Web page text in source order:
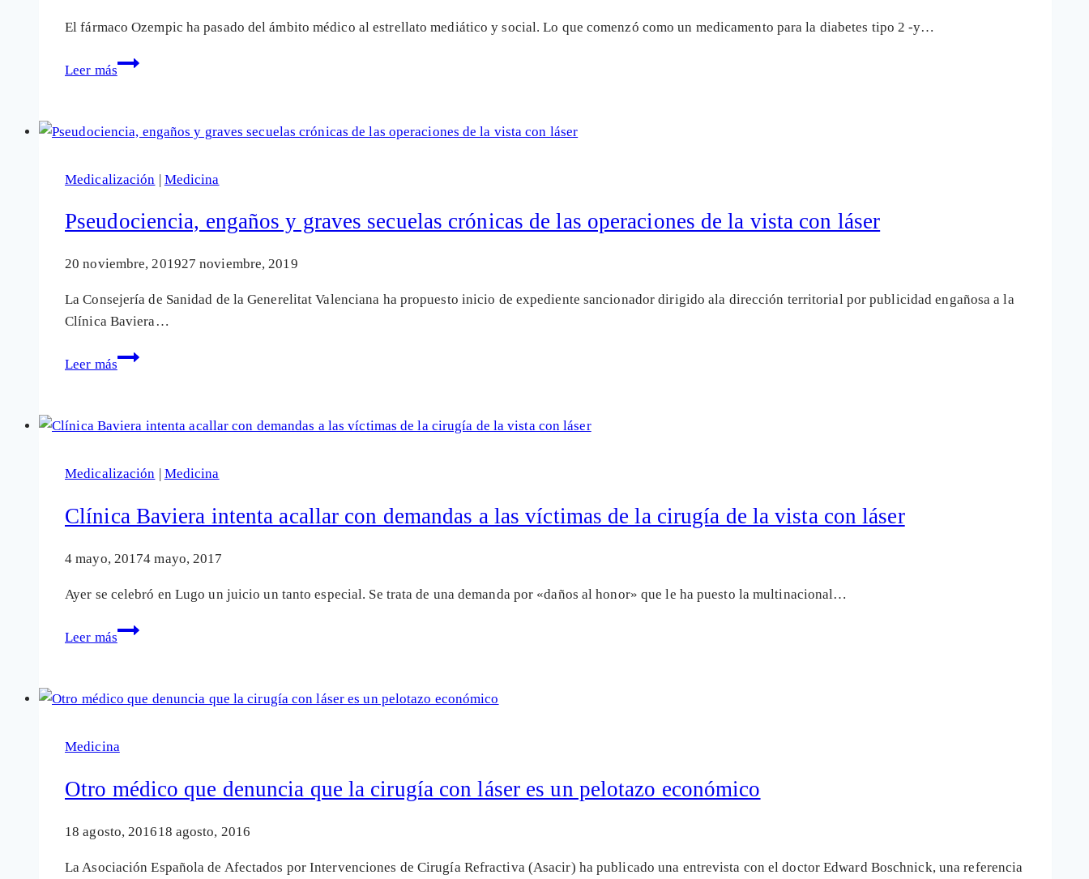
El fármaco Ozempic ha pasado del ámbito médico al estrellato mediático y social. Lo que comenzó como un medicamento para la diabetes tipo 2 -y…
Leer más
La
sanitaria
Ozempic:
¿Ceguera
rara
daño
infravalorado?
Medicalización | Medicina
Pseudociencia, engaños y graves secuelas crónicas de las operaciones de la vista con láser
20 noviembre, 201927 noviembre, 2019
La Consejería de Sanidad de la Generelitat Valenciana ha propuesto inicio de expediente sancionador dirigido ala dirección territorial por publicidad engañosa a la
Clínica Baviera…
Leer más
Pseudociencia,
graves
crónicas
las
operaciones
de
vista
láser
Medicalización Medicina
Clínica Baviera intenta acallar con demandas a las víctimas de la cirugía de la vista con láser
4 mayo, 20174 mayo, 2017
Ayer se celebró en Lugo un juicio un tanto especial. Se trata de una demanda por «daños al honor» que le ha puesto la multinacional…
Leer más
Clínica
acallar
las
víctimas
de
cirugía
Medicina
Otro médico que denuncia que la cirugía con láser es un pelotazo económico
18 agosto, 201618 agosto, 2016
La Asociación Española de Afectados por Intervenciones de Cirugía Refractiva (Asacir) ha publicado una entrevista con el doctor Edward Boschnick, una referencia